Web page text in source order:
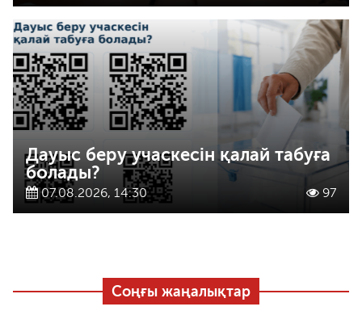
Дауыс беру учаскесін қалай табуға
болады?
07.08.2026, 14:30 97
Соңғы жаңалықтар